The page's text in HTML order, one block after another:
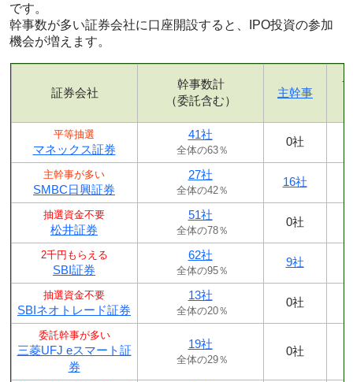
です。
幹事数が多い証券会社に口座開設すると、IPO投資の参加
機会が増えます。
証券会社
幹事数計
（委託含む）
主幹事
平等抽選
マネックス証券
41社
全体の63％
0社
主幹事が多い
SMBC日興証券
27社
全体の42％
16社
抽選資金不要
松井証券
51社
全体の78％
0社
2千円もらえる
SBI証券
62社
全体の95％
9社
抽選資金不要
SBIネオトレード証券
13社
全体の20％
0社
委託幹事が多い
三菱UFJ eスマート証
券
19社
全体の29％
0社